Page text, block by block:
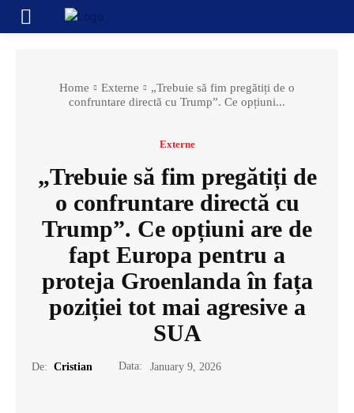
Home Externe
„Trebuie să fim pregătiți de o
confruntare directă cu Trump”. Ce opțiuni...
Externe
„Trebuie să fim pregătiți de
o confruntare directă cu
Trump”. Ce opțiuni are de
fapt Europa pentru a
proteja Groenlanda în fața
poziției tot mai agresive a
SUA
De: Cristian Data: January 9, 2026